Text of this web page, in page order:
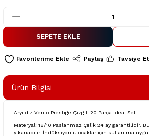
SEPETE EKLE
Paylaş Tavsiye Et
Ürün Bilgisi
Aryıldız Vento Prestige Çizgili 20 Parça İdeal Set
Materyal: 18/10 Paslanmaz Çelik 24 ay garantilidir.
yıkanabilir. İndüksiyonlu ocaklar için kullanıma